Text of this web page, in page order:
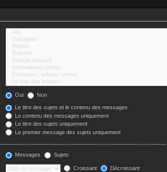
Oui Non
Le titre des sujets et le contenu des messages
Le contenu des messages uniquement
Le titre des sujets uniquement
Le premier message des sujets uniquement
Messages Sujets
Croissant Décroissant